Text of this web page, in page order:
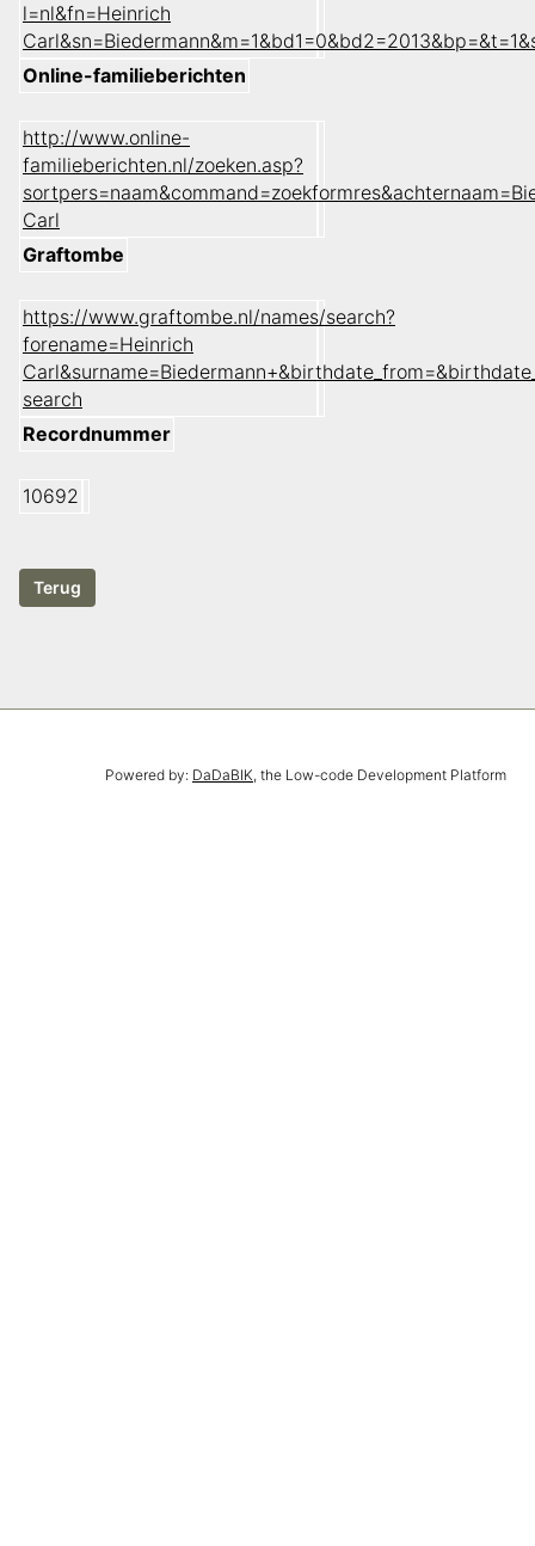
l=nl&fn=Heinrich
Online-familieberichten
http://www.online-
familieberichten.nl/zoeken.asp?
Carl
Graftombe
https://www.graftombe.nl/names/search?
forename=Heinrich
search
Recordnummer
10692
Powered by: DaDaBIK, the Low-code Development Platform